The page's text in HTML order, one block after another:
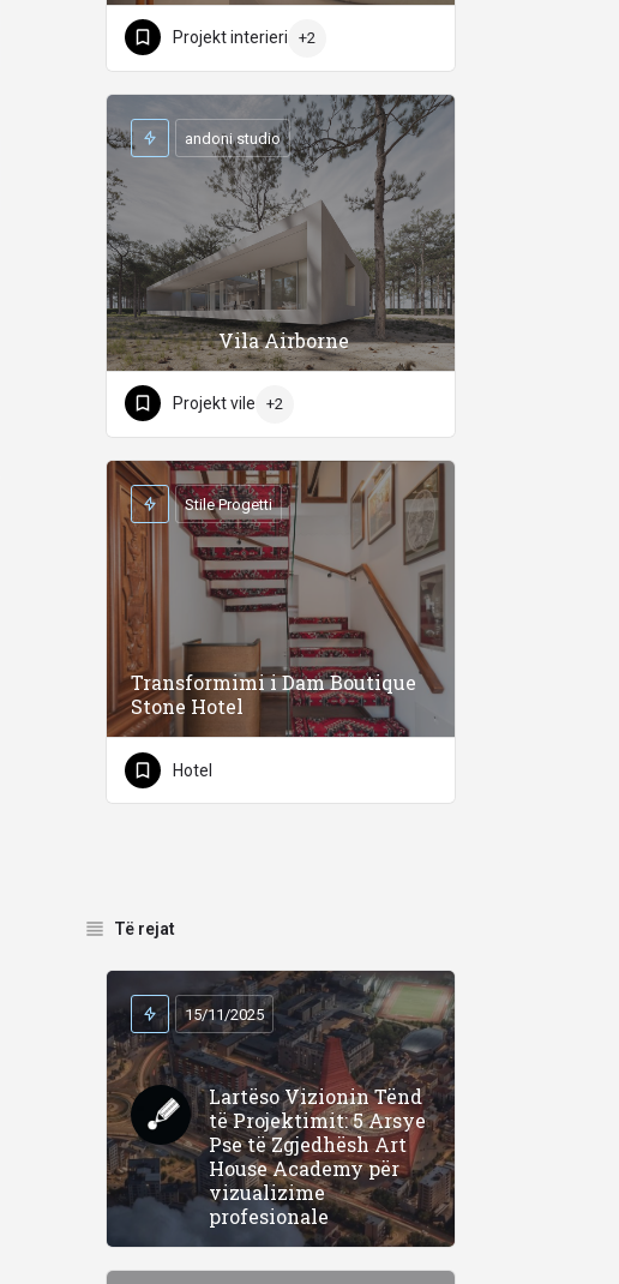
Projekt interieri +2
Vila Airborne
andoni studio
Projekt vile +2
Transformimi i Dam Boutique
Stone Hotel
Stile Progetti
Hotel
Të rejat
Lartëso Vizionin Tënd
të Projektimit: 5 Arsye
Pse të Zgjedhësh Art
House Academy për
vizualizime
profesionale
15/11/2025